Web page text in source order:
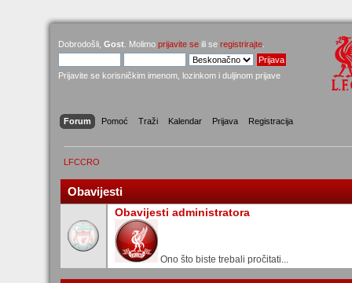
Dobrodošli, Gost . Molimo prijavite se ili se registrirajte
Prijavite se korisničkim imenom, lozinkom i duljinom prijave
Forum Pomoć Traži Kalendar Prijava Registracija
LFCCRO
Obavijesti
Obavijesti administratora
Ono što biste trebali pročitati...